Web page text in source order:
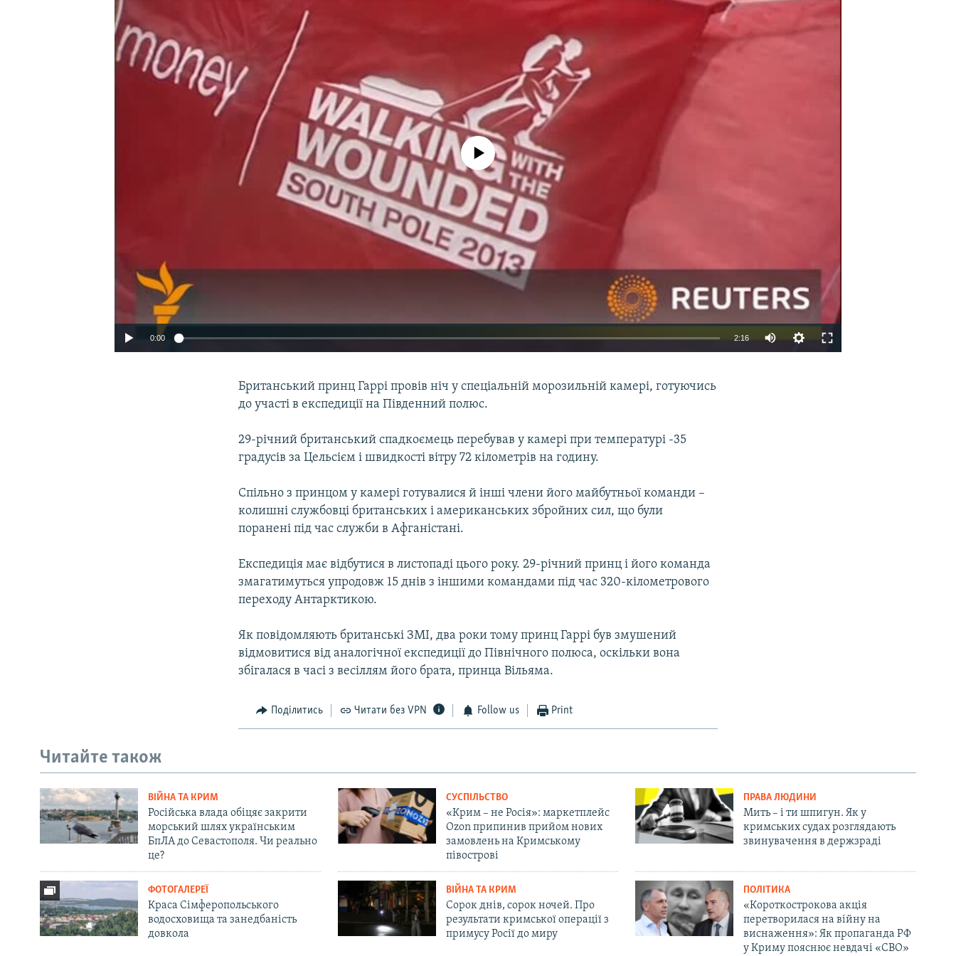
УКРАЇНСЬКА ПРОБЛЕМА КРИМУ
No media source currently available
0:00 2:16
Британський принц Гаррі провів ніч у спеціальній морозильній камері, готуючись
до участі в експедиції на Південний полюс.
29-річний британський спадкоємець перебував у камері при температурі -35
градусів за Цельсієм і швидкості вітру 72 кілометрів на годину.
Спільно з принцом у камері готувалися й інші члени його майбутньої команди –
колишні службовці британських і американських збройних сил, що були
поранені під час служби в Афганістані.
Експедиція має відбутися в листопаді цього року. 29-річний принц і його команда
змагатимуться упродовж 15 днів з іншими командами під час 320-кілометрового
переходу Антарктикою.
Як повідомляють британські ЗМІ, два роки тому принц Гаррі був змушений
відмовитися від аналогічної експедиції до Північного полюса, оскільки вона
збігалася в часі з весіллям його брата, принца Вільяма.
Поділитись Читати без VPN Follow us Print
Читайте також
ВІЙНА ТА КРИМ
Російська влада обіцяє закрити
морський шлях українським
БпЛА до Севастополя. Чи реально
це?
СУСПІЛЬСТВО
«Крим – не Росія»: маркетплейс
Ozon припинив прийом нових
замовлень на Кримському
півострові
ПРАВА ЛЮДИНИ
Мить – і ти шпигун. Як у
кримських судах розглядають
звинувачення в держзраді
ФОТОГАЛЕРЕЇ
Краса Сімферопольського
водосховища та занедбаність
довкола
ВІЙНА ТА КРИМ
Сорок днів, сорок ночей. Про
результати кримської операції з
примусу Росії до миру
ПОЛІТИКА
«Короткострокова акція
перетворилася на війну на
виснаження»: Як пропаганда РФ
у Криму пояснює невдачі «СВО»